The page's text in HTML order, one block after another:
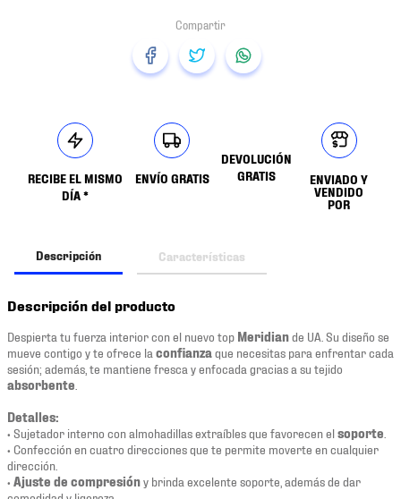
RECIBE EL MISMO
DÍA *
ENVÍO GRATIS
DEVOLUCIÓN
GRATIS
ENVIADO Y
VENDIDO
POR
Descripción Características
Descripción del producto
Despierta tu fuerza interior con el nuevo top Meridiande UA. Su diseño se
mueve contigo y te ofrece la confianza que necesitas para enfrentar cada
sesión; además, te mantiene fresca y enfocada gracias a su tejido
absorbente
Detalles:
• Sujetador interno con almohadillas extraíbles que favorecen elsoporte
• Confección en cuatro direcciones que te permite moverte en cualquier
dirección.
• Ajuste de compresióny brinda excelente soporte, además de dar